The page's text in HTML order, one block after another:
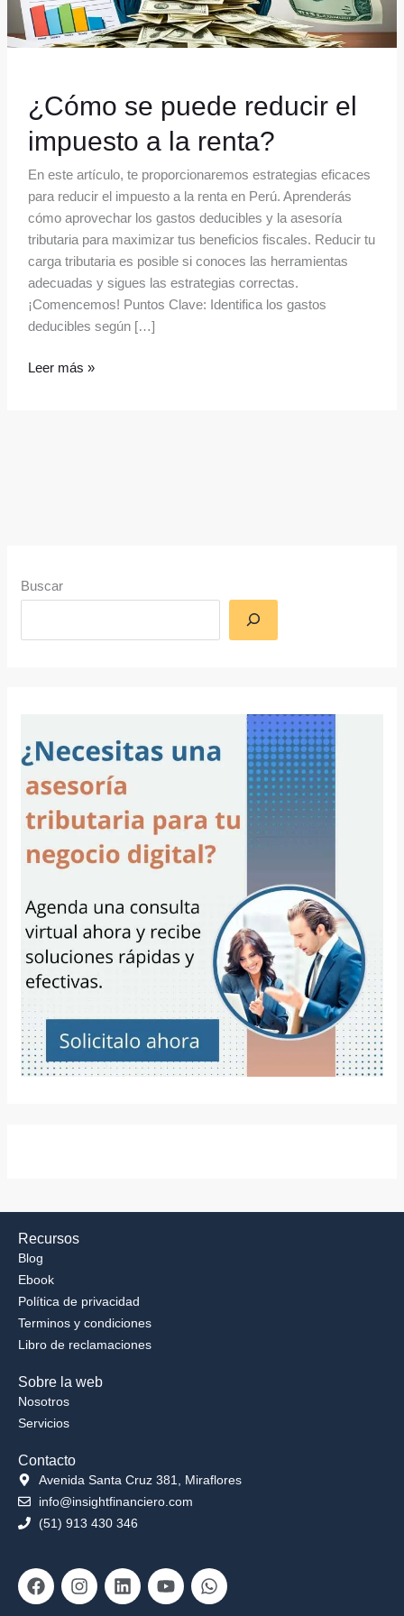
¿Cómo se puede reducir el
impuesto a la renta?
En este artículo, te proporcionaremos estrategias eficaces
para reducir el impuesto a la renta en Perú. Aprenderás
cómo aprovechar los gastos deducibles y la asesoría
tributaria para maximizar tus beneficios fiscales. Reducir tu
carga tributaria es posible si conoces las herramientas
adecuadas y sigues las estrategias correctas.
¡Comencemos! Puntos Clave: Identifica los gastos
deducibles según […]
renta?
Leer más »
Buscar
Recursos
Blog
Ebook
Política de privacidad
Terminos y condiciones
Libro de reclamaciones
Sobre la web
Nosotros
Servicios
Contacto
Avenida Santa Cruz 381, Miraflores
info@insightfinanciero.com
(51) 913 430 346